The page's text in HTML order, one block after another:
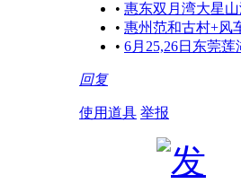
• 惠东双月湾大星
• 惠州范和古村+风
• 6月25,26日东莞
回复
使用道具 举报